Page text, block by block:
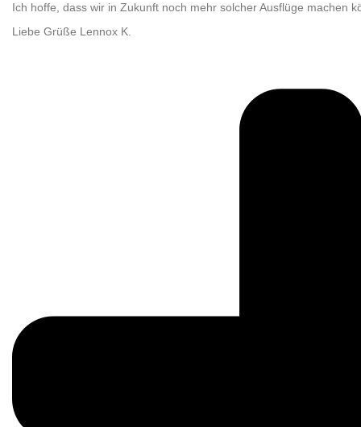
Ich hoffe, dass wir in Zukunft noch mehr solcher Ausflüge machen
Liebe Grüße Lennox K.